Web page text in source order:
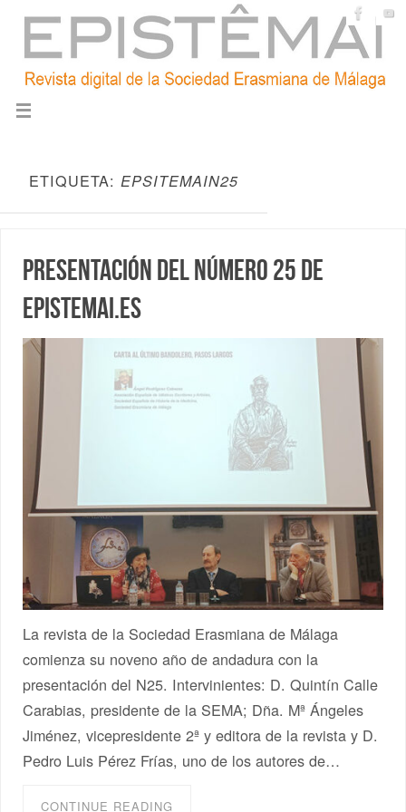
ETIQUETA: EPSITEMAIN25
Presentación del número 25 de
epistemai.es
La revista de la Sociedad Erasmiana de Málaga
comienza su noveno año de andadura con la
presentación del N25. Intervinientes: D. Quintín Calle
Carabias, presidente de la SEMA; Dña. Mª Ángeles
Jiménez, vicepresidente 2ª y editora de la revista y D.
Pedro Luis Pérez Frías, uno de los autores de…
CONTINUE READING